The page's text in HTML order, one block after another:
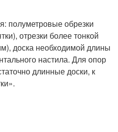
полуметровые обрезки
отрезки более тонкой
доска необходимой длины
настила. Для опор
длинные доски, к